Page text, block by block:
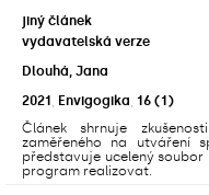
jiný článek
vydavatelská verze
Dlouhá, Jana
2021 Envigogika 16 (1)
Článek shrnuje
zaměřeného na utváření
představuje ucelený
program realizovat.